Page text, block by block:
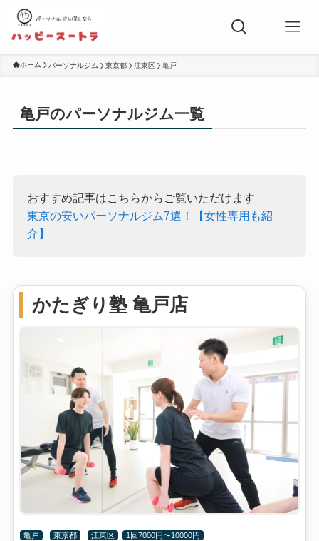
ホーム パーソナルジム 東京都 江東区 亀戸
亀戸のパーソナルジム一覧
おすすめ記事はこちらからご覧いただけます
東京の安いパーソナルジム7選！【女性専用も紹
介】
かたぎり塾 亀戸店
亀戸 東京都 江東区 1回7000円〜10000円